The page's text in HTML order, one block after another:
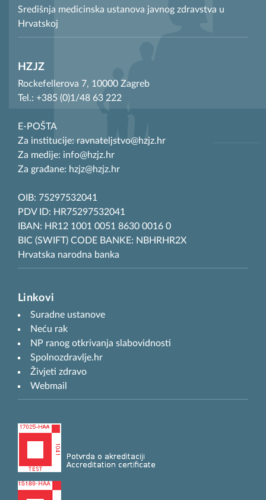
Središnja medicinska ustanova javnog zdravstva u
Hrvatskoj
HZJZ
Rockefellerova 7, 10000 Zagreb
Tel.: +385 (0)1/48 63 222
E-POŠTA
Za institucije: ravnateljstvo@hzjz.hr
Za medije: info@hzjz.hr
Za građane: hzjz@hzjz.hr
OIB: 75297532041
PDV ID: HR75297532041
IBAN: HR12 1001 0051 8630 0016 0
BIC (SWIFT) CODE BANKE: NBHRHR2X
Hrvatska narodna banka
Linkovi
Suradne ustanove
Neću rak
NP ranog otkrivanja slabovidnosti
Spolnozdravlje.hr
Živjeti zdravo
Webmail